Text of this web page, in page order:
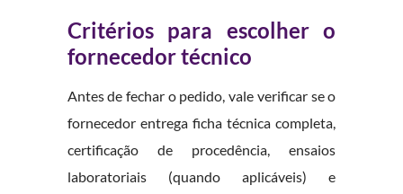
Critérios para escolher o
fornecedor técnico
Antes de fechar o pedido, vale verificar se o
fornecedor entrega ficha técnica completa,
certificação de procedência, ensaios
laboratoriais (quando aplicáveis) e